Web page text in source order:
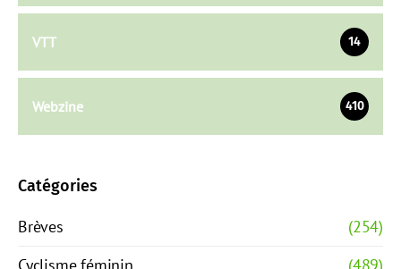
VTT 14
Webzine 410
Catégories
Brèves
(254)
Cyclisme féminin
(489)